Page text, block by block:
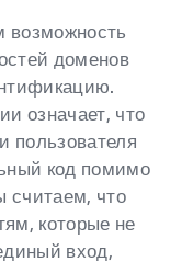
доменов
означает, что
пользователя
код помимо
считаем, что
которые не
вход,